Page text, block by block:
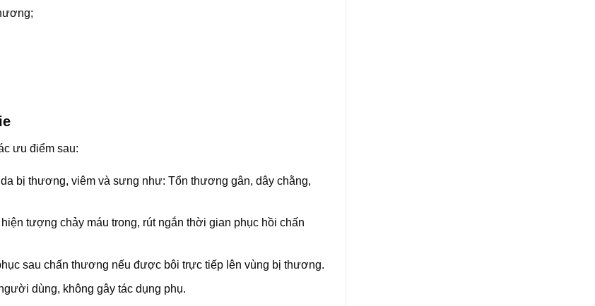
ưu điểm sau:
bị thương, viêm và sưng như: Tổn thương gân, dây chằng,
tượng chảy máu trong, rút ngắn thời gian phục hồi chấn
sau chấn thương nếu được bôi trực tiếp lên vùng bị thương.
dùng, không gây tác dụng phụ.